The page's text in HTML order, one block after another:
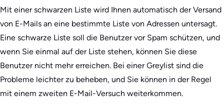
Mit einer schwarzen Liste wird Ihnen automatisch der Versand
von E-Mails an eine bestimmte Liste von Adressen untersagt.
Eine schwarze Liste soll die Benutzer vor Spam schützen, und
wenn Sie einmal auf der Liste stehen, können Sie diese
Benutzer nicht mehr erreichen. Bei einer Greylist sind die
Probleme leichter zu beheben, und Sie können in der Regel
mit einem zweiten E-Mail-Versuch weiterkommen.